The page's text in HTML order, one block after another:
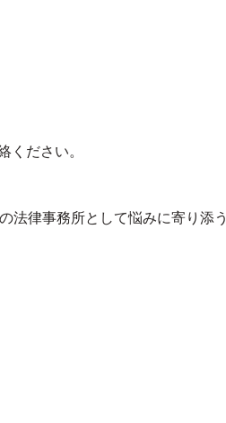
ください。
法律事務所として悩みに寄り添う